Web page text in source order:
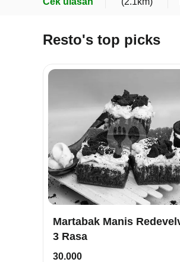
Resto's top picks
Martabak Manis Redevelvet
3 Rasa
30.000